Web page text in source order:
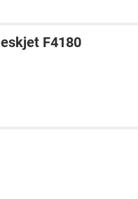
F4180